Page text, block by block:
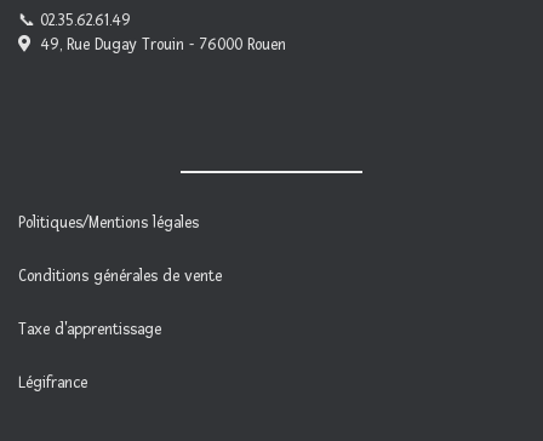
02.35.62.61.49
49, Rue Dugay Trouin - 76000 Rouen
Politiques/Mentions légales
Conditions générales de vente
Taxe d'apprentissage
Légifrance